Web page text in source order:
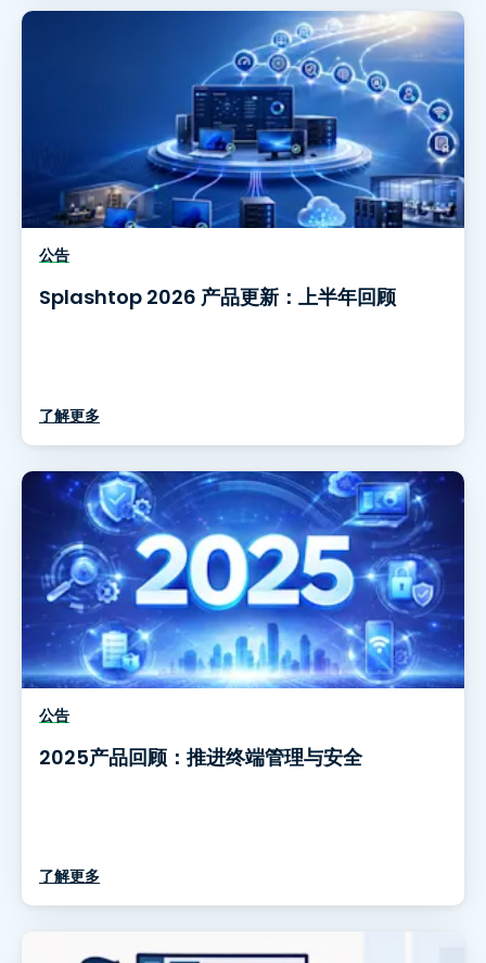
公告
Splashtop 2026 产品更新：上半年回顾
了解更多
公告
2025产品回顾：推进终端管理与安全
了解更多